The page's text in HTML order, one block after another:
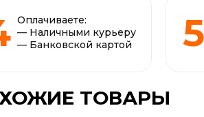
Оплачиваете:
— Наличными курьеру
— Банковской картой
ТОВАРЫ